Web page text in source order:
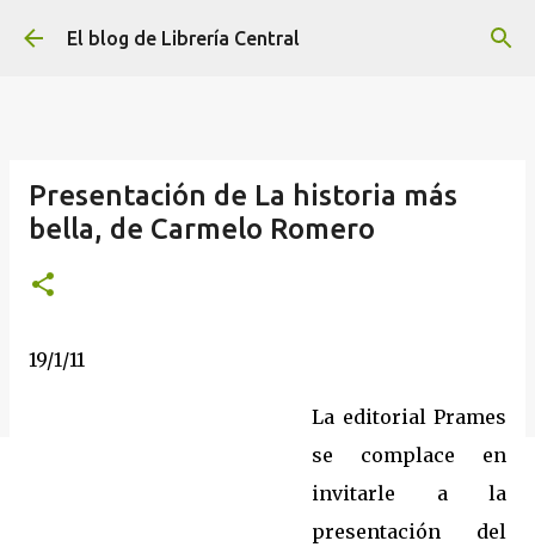
Ir al contenido principal
El blog de Librería Central
Presentación de La historia más
bella, de Carmelo Romero
19/1/11
La editorial Prames
se complace en
invitarle a la
presentación del